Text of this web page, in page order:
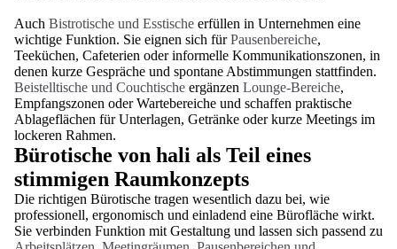
Auch Bistrotische und Esstische erfüllen in Unternehmen eine
wichtige Funktion. Sie eignen sich fürPausenbereiche,
Teeküchen, Cafeterien oder informelle Kommunikationszonen, in
denen kurze Gespräche und spontane Abstimmungen stattfinden.
Beistelltische und Couchtische ergänzen Lounge-Bereiche,
Empfangszonen oder Wartebereiche und schaffen praktische
Ablageflächen für Unterlagen, Getränke oder kurze Meetings im
lockeren Rahmen.
Bürotische von hali als Teil eines
stimmigen Raumkonzepts
Die richtigen Bürotische tragen wesentlich dazu bei, wie
professionell, ergonomisch und einladend eine Bürofläche wirkt.
Sie verbinden Funktion mit Gestaltung und lassen sich passend zu